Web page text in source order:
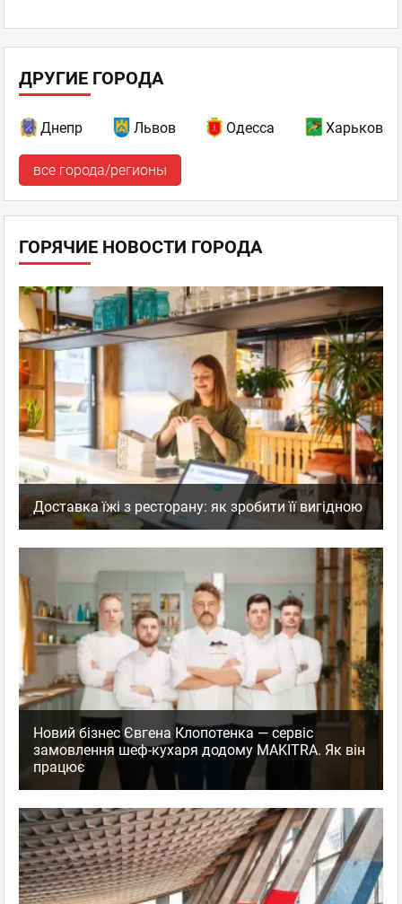
ДРУГИЕ ГОРОДА
Днепр Львов Одесса Харьков
все города/регионы
ГОРЯЧИЕ НОВОСТИ ГОРОДА
Доставка їжі з ресторану: як зробити її вигідною
Новий бізнес Євгена Клопотенка — сервіс
замовлення шеф-кухаря додому MAKITRA. Як він
працює